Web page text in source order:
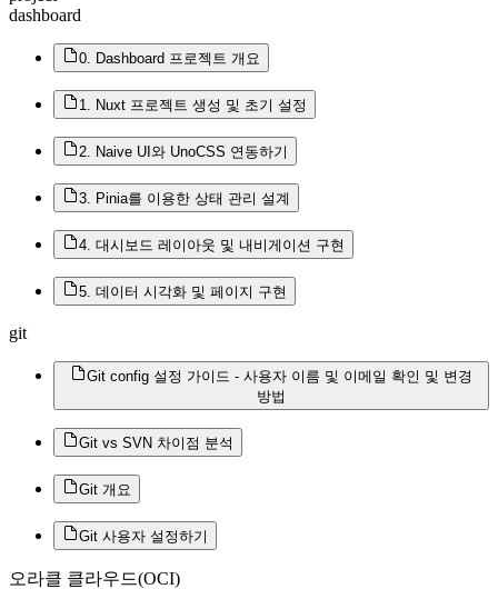
dashboard
0. Dashboard 프로젝트 개요
1. Nuxt 프로젝트 생성 및 초기 설정
2. Naive UI와 UnoCSS 연동하기
3. Pinia를 이용한 상태 관리 설계
4. 대시보드 레이아웃 및 내비게이션 구현
5. 데이터 시각화 및 페이지 구현
git
Git config 설정 가이드 - 사용자 이름 및 이메일 확인 및 변경
방법
Git vs SVN 차이점 분석
Git 개요
Git 사용자 설정하기
오라클 클라우드(OCI)